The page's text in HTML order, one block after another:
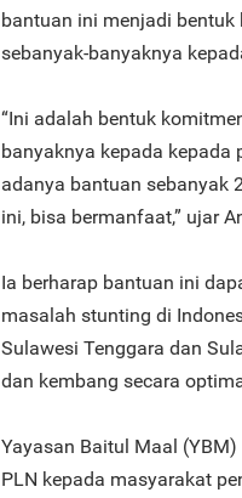
bantuan ini menjadi
sebanyak-banyaknya
“Ini adalah bentuk
banyaknya kepada kepada
adanya bantuan sebanyak
ini, bisa bermanfaat,” ujar
Ia berharap bantuan ini
masalah stunting di
Sulawesi Tenggara dan
dan kembang secara
Yayasan Baitul Maal
PLN kepada masyarakat